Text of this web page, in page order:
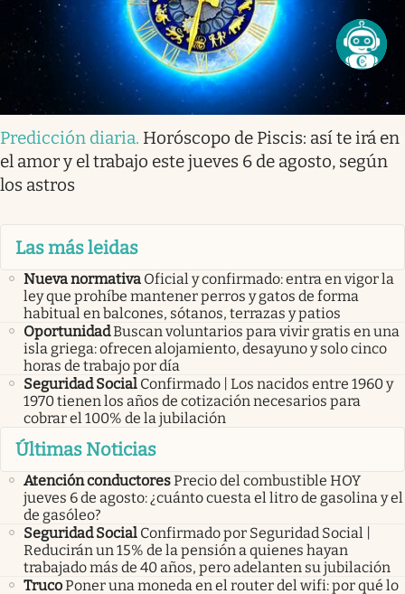
Predicción diaria. Horóscopo de Piscis: así te irá en
el amor y el trabajo este jueves 6 de agosto, según
los astros
Las más leidas
Nueva normativa Oficial y confirmado: entra en vigor la
ley que prohíbe mantener perros y gatos de forma
habitual en balcones, sótanos, terrazas y patios
OportunidadBuscan voluntarios para vivir gratis en una
isla griega: ofrecen alojamiento, desayuno y solo cinco
horas de trabajo por día
Seguridad Social Confirmado | Los nacidos entre 1960 y
1970 tienen los años de cotización necesarios para
cobrar el 100% de la jubilación
Últimas Noticias
Atención conductoresPrecio del combustible HOY
jueves 6 de agosto: ¿cuánto cuesta el litro de gasolina y el
de gasóleo?
Seguridad Social Confirmado por Seguridad Social |
Reducirán un 15% de la pensión a quienes hayan
trabajado más de 40 años, pero adelanten su jubilación
TrucoPoner una moneda en el router del wifi: por qué lo